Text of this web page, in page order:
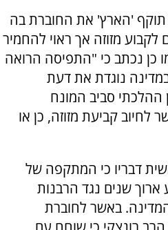
תוקף 'הארץ' את החוברת בה
מזוזה אך ראוי להחמיר
כן נכתב כי "התפיסה הרואה
במדינה נוגדת את דעת
ההלכתי סביב המונח
קביעת מזוזה, כן או
דבריו כי המתקפה של
שנים נגד הרבנות
באשר לחוברת